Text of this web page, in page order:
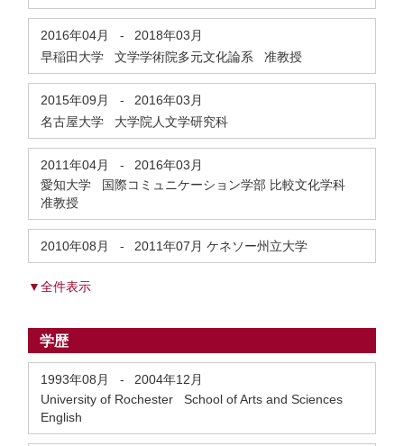
2016年04月 -
2018年03月
早稲田大学 文学学術院多元文化論系 准教授
2015年09月 -
2016年03月
名古屋大学 大学院人文学研究科
2011年04月 -
2016年03月
愛知大学 国際コミュニケーション学部 比較文化学科
准教授
2010年08月 - 2011年07月 ケネソー州立大学
▼全件表示
学歴
1993年08月 -
2004年12月
University of Rochester School of Arts and Sciences
English